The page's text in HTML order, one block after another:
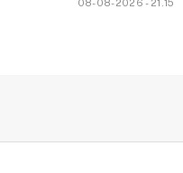
08-08-2026 - 21.15